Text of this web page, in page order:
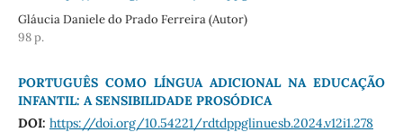
Gláucia Daniele do Prado Ferreira (Autor)
98 p.
PORTUGUÊS COMO LÍNGUA ADICIONAL NA EDUCAÇÃO
INFANTIL: A SENSIBILIDADE PROSÓDICA
DOI: https://doi.org/10.54221/rdtdppglinuesb.2024.v12i1.278